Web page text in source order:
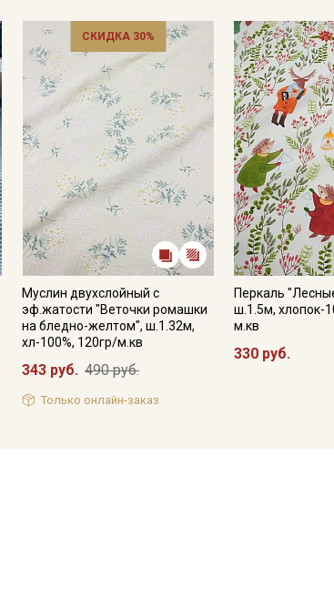
СКИДКА 30%
Муслин двухслойный с
эф.жатости "Веточки ромашки
на бледно-желтом", ш.1.32м,
хл-100%, 120гр/м.кв
343 руб. 490 руб.
Только онлайн-заказ
Перкаль
ш.1.5м, хлопок-
м.кв
330 руб.